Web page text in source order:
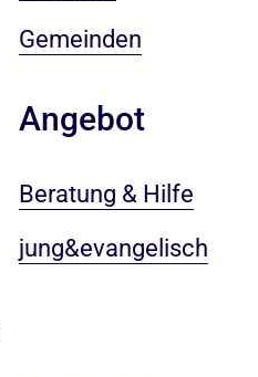
Gemeinden
Angebot
Beratung & Hilfe
jung&evangelisch